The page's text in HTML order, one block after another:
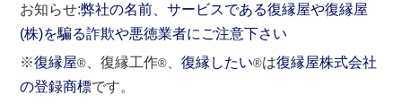
お知らせ:弊社の名前、サービスである復縁屋や復縁屋
(株)を騙る詐欺や悪徳業者にご注意下さい
※復縁屋® 、復縁工作® 、復縁したい®は復縁屋株式会社
の登録商標です。